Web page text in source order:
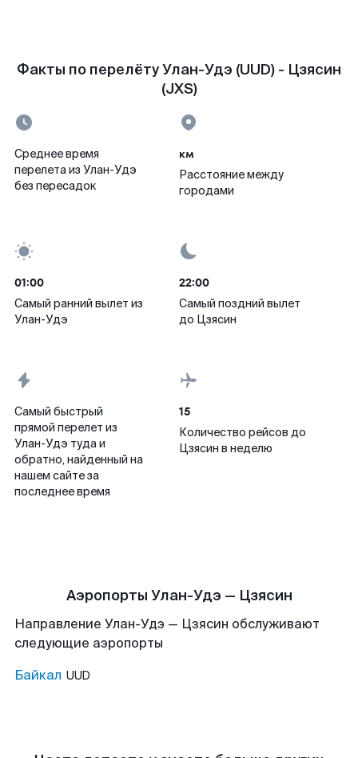
Факты по перелёту Улан-Удэ (UUD) - Цзясин
(JXS)
Среднее время
перелета из Улан-Удэ
без пересадок
км
Расстояние между
городами
01:00
Самый ранний вылет из
Улан-Удэ
22:00
Самый поздний вылет
до Цзясин
Самый быстрый
прямой перелет из
Улан-Удэ туда и
обратно, найденный на
нашем сайте за
последнее время
15
Количество рейсов до
Цзясин в неделю
Аэропорты Улан-Удэ — Цзясин
Направление Улан-Удэ — Цзясин обслуживают
следующие аэропорты
Байкал UUD